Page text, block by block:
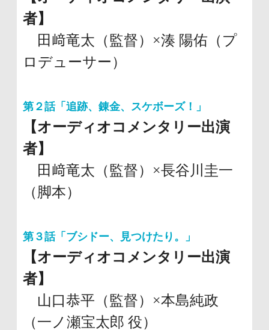
者】
田﨑竜太（監督）×湊 陽佑（プ
ロデューサー）
第２話「追跡、錬金、スケボーズ！」
【オーディオコメンタリー出演
者】
田﨑竜太（監督）×長谷川圭一
（脚本）
第３話「ブシドー、見つけたり。」
【オーディオコメンタリー出演
者】
山口恭平（監督）×本島純政
（一ノ瀬宝太郎 役）